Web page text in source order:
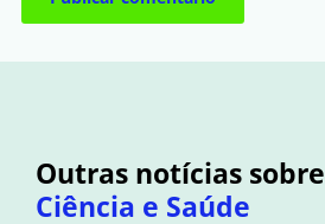
Outras notícias sobre
Ciência e Saúde